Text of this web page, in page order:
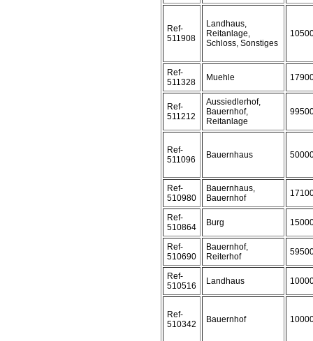
Ref-
511908
Landhaus,
Reitanlage,
Schloss, Sonstiges
Ref-
511328
Muehle
Ref-
511212
Aussiedlerhof,
Bauernhof,
Reitanlage
Ref-
511096
Bauernhaus
Ref-
510980
Bauernhaus,
Bauernhof
Ref-
510864
Burg
Ref-
510690
Bauernhof,
Reiterhof
Ref-
510516
Landhaus
Ref-
510342
Bauernhof